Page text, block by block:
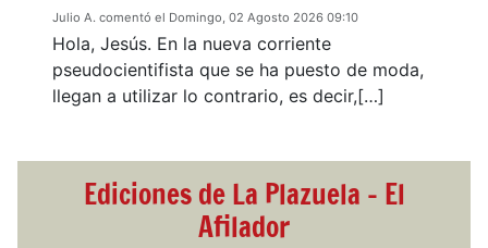
Julio A. comentó el Domingo, 02 Agosto 2026 09:10
Hola, Jesús. En la nueva corriente
pseudocientifista que se ha puesto de moda,
llegan a utilizar lo contrario, es decir,[…]
Ediciones de La Plazuela - El
Afilador